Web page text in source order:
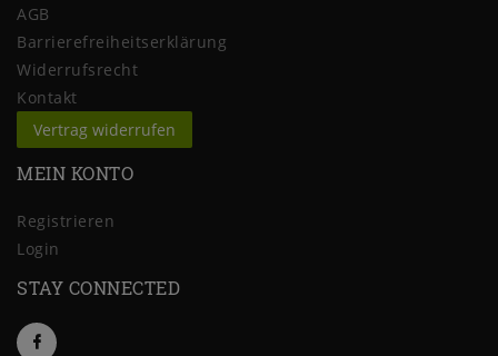
AGB
Barrierefreiheitserklärung
Widerrufs­recht
Kontakt
Vertrag widerrufen
MEIN KONTO
Registrieren
Login
STAY CONNECTED